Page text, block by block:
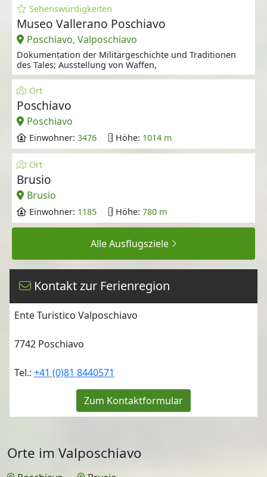
Sehenswürdigkeiten
Museo Vallerano Poschiavo
Poschiavo, Valposchiavo
Dokumentation der Militärgeschichte und Traditionen
des Tales; Ausstellung von Waffen,
Ort
Poschiavo
Poschiavo
Einwohner: 3476 Höhe: 1014 m
Ort
Brusio
Brusio
Einwohner: 1185 Höhe: 780 m
Alle Ausflugsziele
Kontakt zur Ferienregion
Ente Turistico Valposchiavo
7742 Poschiavo
Tel.: +41 (0)81 8440571
Zum Kontaktformular
Orte im Valposchiavo